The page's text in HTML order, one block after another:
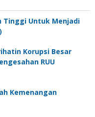
Tinggi Untuk Menjadi
Korupsi Besar
RUU
Kemenangan